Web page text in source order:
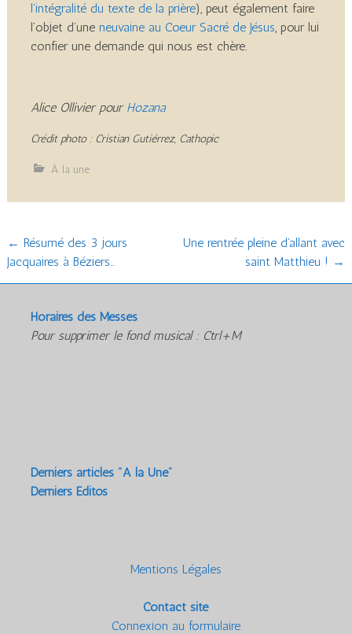
l’intégralité du texte de la prière), peut également faire
l’objet d’une neuvaine au Coeur Sacré de Jésus, pour lui
confier une demande qui nous est chère.
Alice Ollivier pour Hozana
Crédit photo : Cristian Gutiérrez, Cathopic
À la une
Post
navigation
← Résumé des 3 jours
Jacquaires à Béziers…
Une rentrée pleine d’allant avec
saint Matthieu ! →
Horaires des Messes
Pour supprimer le fond musical : Ctrl+M
Derniers articles "A la Une"
Derniers Editos
Mentions Légales
Contact site
Connexion au formulaire